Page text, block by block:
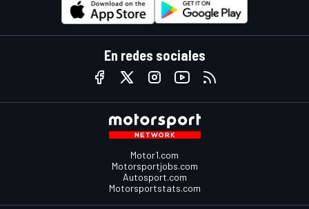
En redes sociales
Motor1.com
Motorsportjobs.com
Autosport.com
Motorsportstats.com